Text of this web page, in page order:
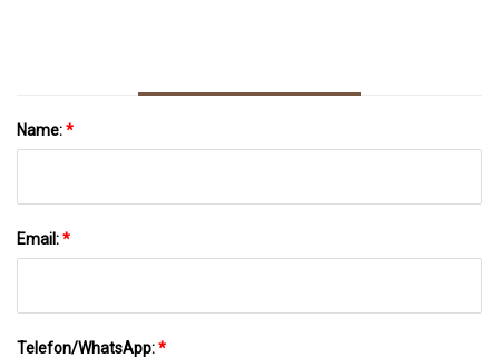
Name:*
Email:*
Telefon/WhatsApp:*